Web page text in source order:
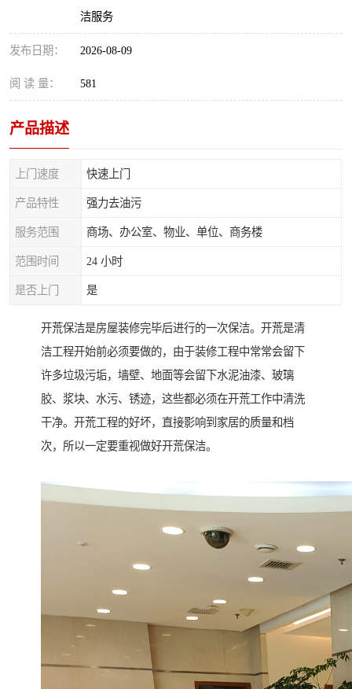
洁服务
发布日期： 2026-08-09
阅 读 量： 581
产品描述
上门速度 快速上门
产品特性 强力去油污
服务范围 商场、办公室、物业、单位、商务楼
范围时间 24 小时
是否上门 是
开荒保洁是房屋装修完毕后进行的一次保洁。开荒是清
洁工程开始前必须要做的，由于装修工程中常常会留下
许多垃圾污垢，墙壁、地面等会留下水泥油漆、玻璃
胶、浆块、水污、锈迹，这些都必须在开荒工作中清洗
干净。开荒工程的好坏，直接影响到家居的质量和档
次，所以一定要重视做好开荒保洁。